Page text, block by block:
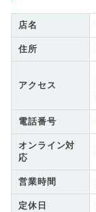
店名
住所
アクセス
電話番号
オンライン対
応
営業時間
定休日